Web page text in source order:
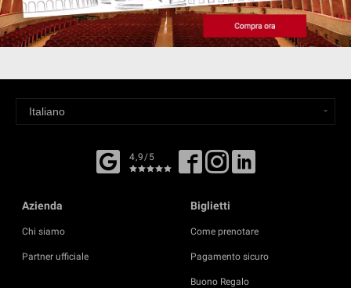
4,9/5
Azienda
Chi siamo
Partner ufficiale
Biglietti
Come prenotare
Pagamento sicuro
Buono Regalo